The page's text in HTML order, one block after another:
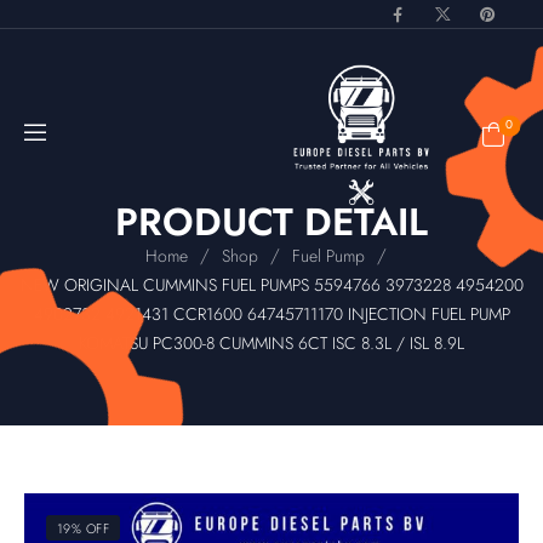
0
PRODUCT DETAIL
Home / Shop / Fuel Pump /
NEW ORIGINAL CUMMINS FUEL PUMPS 5594766 3973228 4954200
4902732 4921431 CCR1600 64745711170 INJECTION FUEL PUMP
KOMATSU PC300-8 CUMMINS 6CT ISC 8.3L / ISL 8.9L
19% OFF